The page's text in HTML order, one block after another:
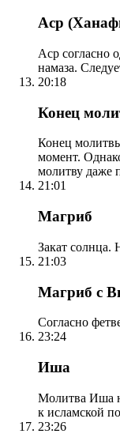
Аср
Аср согласно
намаза.
20:18
Конец
Конец
момент.
молитву даже
21:01
Магриб
Закат солнца.
21:03
Магриб с
Согласно
23:24
Иша
Молитва Иша
к исламской
23:26